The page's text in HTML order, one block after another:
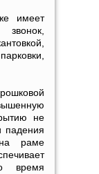
имеет
не
падения
раме
время